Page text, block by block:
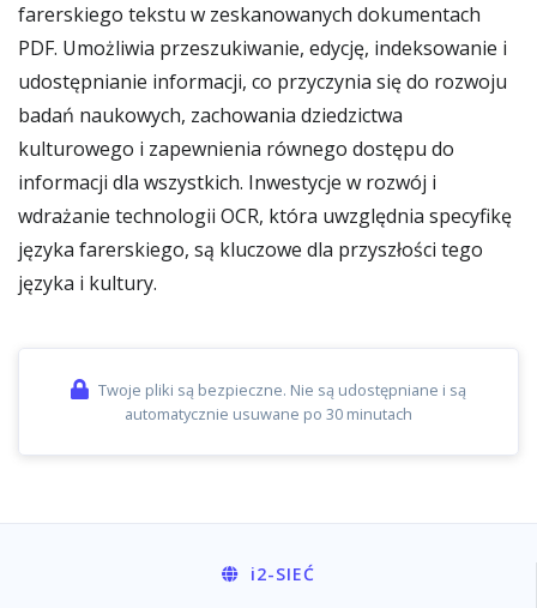
farerskiego tekstu w zeskanowanych dokumentach
PDF. Umożliwia przeszukiwanie, edycję, indeksowanie i
udostępnianie informacji, co przyczynia się do rozwoju
badań naukowych, zachowania dziedzictwa
kulturowego i zapewnienia równego dostępu do
informacji dla wszystkich. Inwestycje w rozwój i
wdrażanie technologii OCR, która uwzględnia specyfikę
języka farerskiego, są kluczowe dla przyszłości tego
języka i kultury.
Twoje pliki są bezpieczne. Nie są udostępniane i są
automatycznie usuwane po 30 minutach
i2-SIEĆ